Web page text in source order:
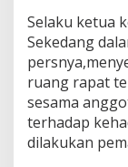
Selaku ketua
Sekedang
ruang rapat
sesama
terhadap
dilakukan